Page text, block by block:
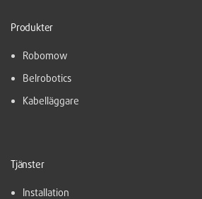
Produkter
Robomow
Belrobotics
Kabelläggare
Tjänster
Installation